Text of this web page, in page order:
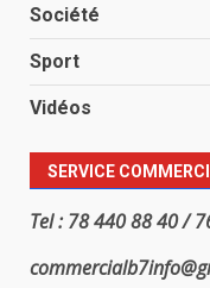
Société
Sport
Vidéos
SERVICE
Tel : 78 440 88 40 /